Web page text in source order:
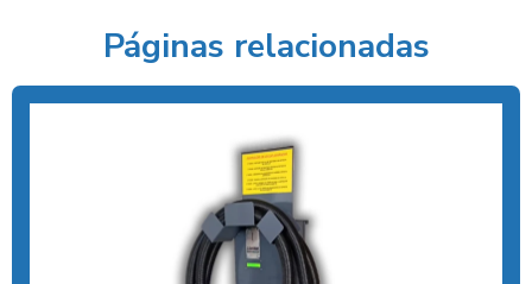
Aspirador de carros profissional
Aspirador com cobrança por pix para posto
Aspirador de pó fichas e moedas
Aspirador de pó ideal para carros
Páginas relacionadas